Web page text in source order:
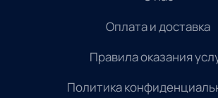
Оплата и доставка
Правила оказания
Политика